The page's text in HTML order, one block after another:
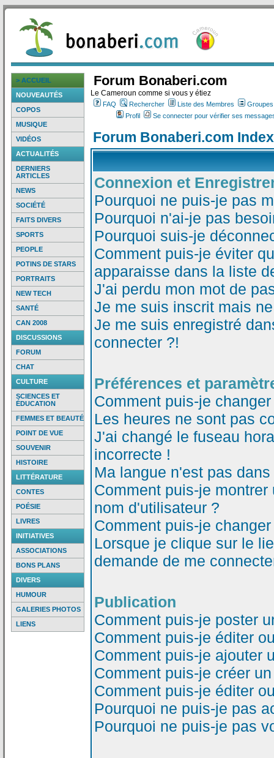
> ACCUEIL
NOUVEAUTÉS
COPOS
MUSIQUE
VIDÉOS
ACTUALITÉS
DERNIERS
ARTICLES
NEWS
SOCIÉTÉ
FAITS DIVERS
SPORTS
PEOPLE
POTINS DE STARS
PORTRAITS
NEW TECH
SANTÉ
CAN 2008
DISCUSSIONS
FORUM
CHAT
CULTURE
SCIENCES ET
ÉDUCATION
FEMMES ET BEAUTÉ
POINT DE VUE
SOUVENIR
HISTOIRE
LITTÉRATURE
CONTES
POÉSIE
LIVRES
INITIATIVES
ASSOCIATIONS
BONS PLANS
DIVERS
HUMOUR
GALERIES PHOTOS
LIENS
Forum Bonaberi.com
Le Cameroun comme si vous y étiez
FAQ Rechercher Liste des Membres
Profil
Se connecter pour vérifier ses
Forum Bonaberi.com
Connexion et
Pourquoi ne puis-je pas
Pourquoi n'ai-je pas
Pourquoi suis-je
Comment puis-je éviter
apparaisse dans la liste
J'ai perdu mon mot de
Je me suis inscrit mais
Je me suis enregistré
connecter ?!
Préférences et
Comment puis-je
Les heures ne sont pas
J'ai changé le fuseau
incorrecte !
Ma langue n'est pas
Comment puis-je
nom d'utilisateur ?
Comment puis-je
Lorsque je clique sur le
demande de me
Publication
Comment puis-je poster
Comment puis-je éditer
Comment puis-je ajouter
Comment puis-je créer
Comment puis-je éditer
Pourquoi ne puis-je pas
Pourquoi ne puis-je pas